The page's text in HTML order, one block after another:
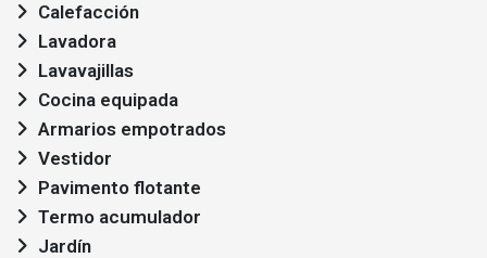
Calefacción
Lavadora
Lavavajillas
Cocina equipada
Armarios empotrados
Vestidor
Pavimento flotante
Termo acumulador
Jardín